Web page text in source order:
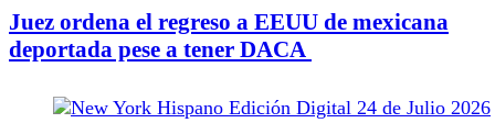
Juez ordena el regreso a EEUU de mexicana
deportada pese a tener DACA